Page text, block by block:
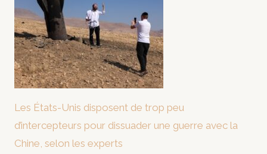
Les États-Unis disposent de trop peu
d’intercepteurs pour dissuader une guerre avec la
Chine, selon les experts